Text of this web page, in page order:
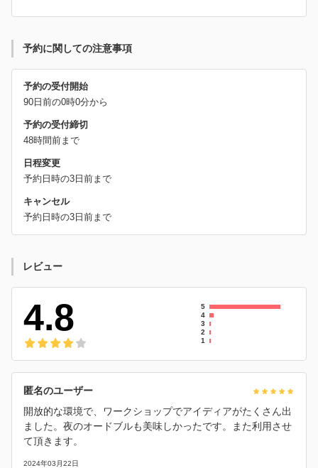
予約に関しての注意事項
予約の受付開始
90日前の0時0分から
予約の受付締切
48時間前まで
日程変更
予約日時の3日前まで
キャンセル
予約日時の3日前まで
レビュー
4.8
5
4
3
2
1
匿名のユーザー
開放的な環境で、ワークショップでアイディアがたくさん出
ました。夜のオードブルも美味しかったです。また利用させ
て頂きます。
2024年03月22日